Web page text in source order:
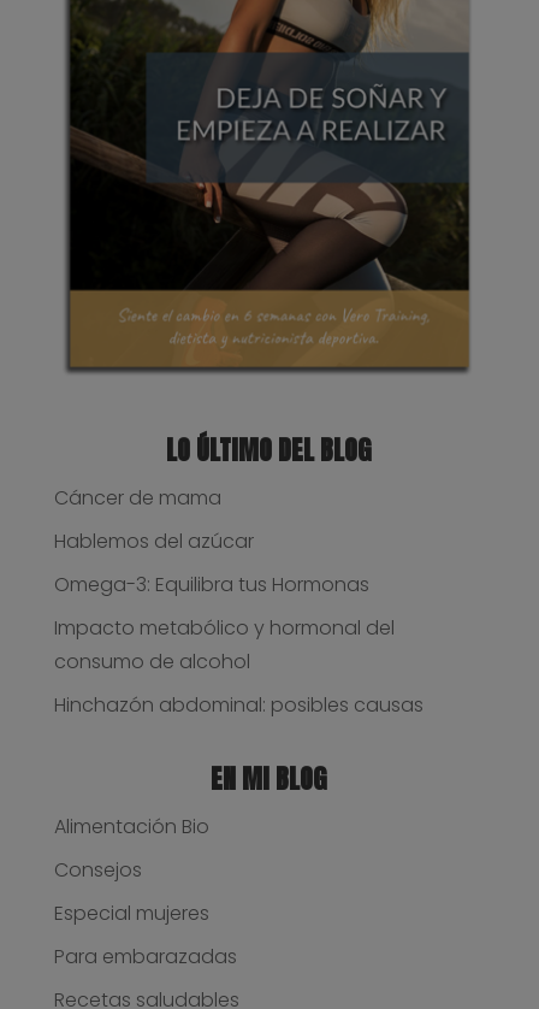
LO ÚLTIMO DEL BLOG
Cáncer de mama
Hablemos del azúcar
Omega-3: Equilibra tus Hormonas
Impacto metabólico y hormonal del
consumo de alcohol
Hinchazón abdominal: posibles causas
EN MI BLOG
Alimentación Bio
Consejos
Especial mujeres
Para embarazadas
Recetas saludables